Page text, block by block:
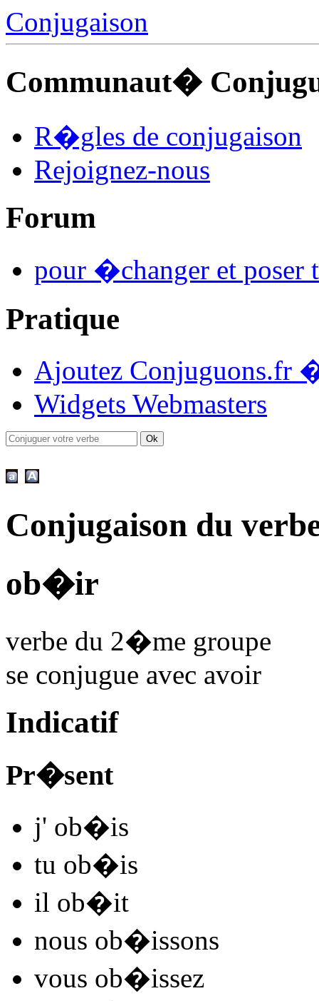
Conjugaison
Communaut�
R�gles de conjugaison
Rejoignez-nous
Forum
pour �changer et poser
Pratique
Ajoutez Conjuguons.fr
Widgets Webmasters
Conjugaison du
ob�ir
verbe du 2�me groupe
se conjugue avec avoir
Indicatif
Pr�sent
j' ob�is
tu ob�is
il ob�it
nous ob�issons
vous ob�issez